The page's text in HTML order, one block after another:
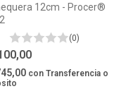
12cm - Procer®
(0)
con Transferencia o